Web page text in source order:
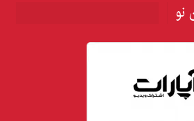
نو